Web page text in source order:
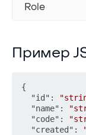
Role
Пример JSON
Пример
{
"id" :
"name" :
"code" :
"created" :